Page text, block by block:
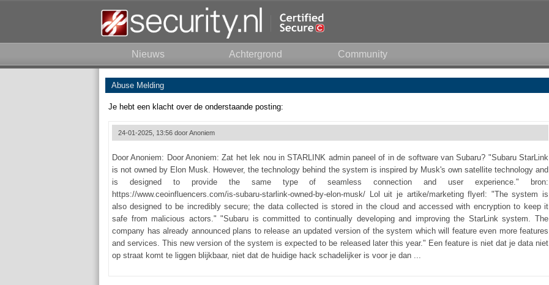
Nieuws Achtergrond Community
Abuse Melding
Je hebt een klacht over de onderstaande posting:
24-01-2025, 13:56 doorAnoniem
Door Anoniem: Door Anoniem: Zat het lek nou in STARLINK admin paneel of in de software van Subaru? "Subaru StarLink
is not owned by Elon Musk. However, the technology behind the system is inspired by Musk's own satellite technology and
is designed to provide the same type of seamless connection and user experience." bron:
https://www.ceoinfluencers.com/is-subaru-starlink-owned-by-elon-musk/ Lol uit je artike/marketing flyerl: "The system is
also designed to be incredibly secure; the data collected is stored in the cloud and accessed with encryption to keep it
safe from malicious actors." "Subaru is committed to continually developing and improving the StarLink system. The
company has already announced plans to release an updated version of the system which will feature even more features
and services. This new version of the system is expected to be released later this year." Een feature is niet dat je data niet
op straat komt te liggen blijkbaar, niet dat de huidige hack schadelijker is voor je dan ...